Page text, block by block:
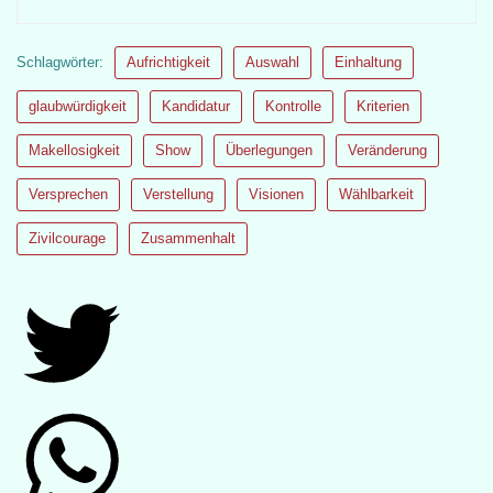
Schlagwörter: Aufrichtigkeit Auswahl Einhaltung
glaubwürdigkeit Kandidatur Kontrolle Kriterien
Makellosigkeit Show Überlegungen Veränderung
Versprechen Verstellung Visionen Wählbarkeit
Zivilcourage Zusammenhalt